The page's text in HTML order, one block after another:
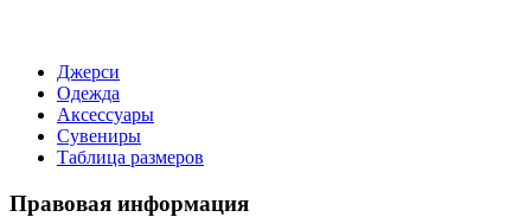
Джерси
Одежда
Аксессуары
Сувениры
Таблица размеров
Правовая информация